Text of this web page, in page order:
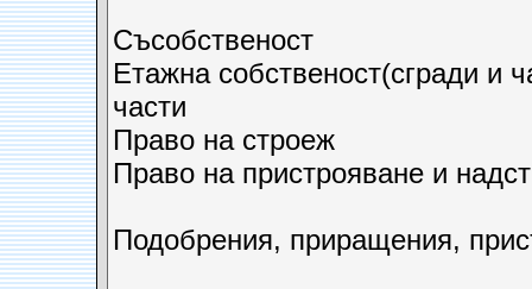
Съсобственост
Етажна собственост(сгради и
части
Право на строеж
Право на пристрояване и
Подобрения, приращения,